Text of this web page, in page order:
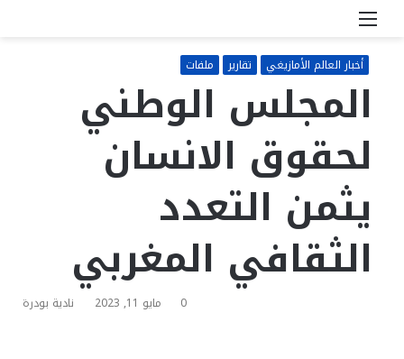
أخبار العالم الأمازيغي تقارير ملفات
المجلس الوطني
لحقوق الانسان
يثمن التعدد
الثقافي المغربي
نادية بودرة مايو 11, 2023 0